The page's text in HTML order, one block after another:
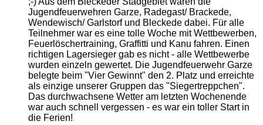
Jugendfeuerwehren Garze, Radegast/ Brackede,
Wendewisch/ Garlstorf und Bleckede dabei. Für alle
Teilnehmer war es eine tolle Woche mit Wettbewerben,
Feuerlöschertraining, Graffitti und Kanu fahren. Einen
richtigen Lagersieger gab es nicht - alle Wettbewerbe
wurden einzeln gewertet. Die Jugendfeuerwehr Garze
belegte beim "Vier Gewinnt" den 2. Platz und erreichte
als einzige unserer Gruppen das "Siegertreppchen".
Das durchwachsene Wetter am letzten Wochenende
war auch schnell vergessen - es war ein toller Start in
die Ferien!